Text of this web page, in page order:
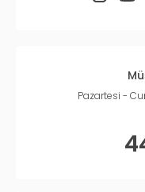
Pazartesi -